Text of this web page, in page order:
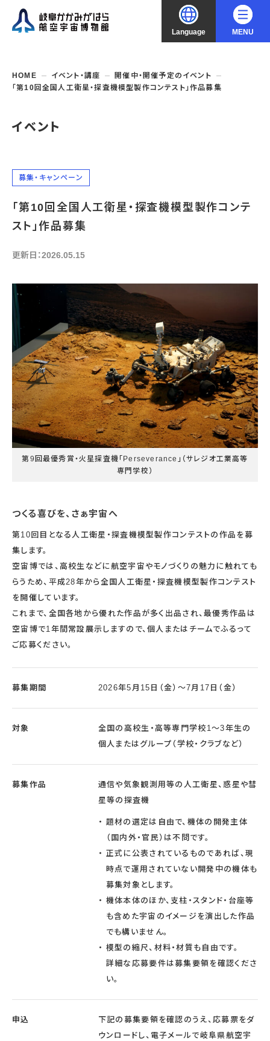
Language
中文（简化字）
中文（繁體字）
한국어
MENU
年間パスポート
フロアガイド
バリアフリー・音声ガイド
企画展
開催中・開催予定の企画展
航空エリア
屋外展示
その他の展示
シアタールーム上映
操縦シミュレーション体験
おすすめコース
イベント・講座
開催中・開催予定のイベント
教室・講座・講演
予約申し込み
これまでのイベント
博物館としての取組み
資料の収集・受贈
資料の貸出
地域との連携
レンタルそらはく
空宙博ボランティア
博物館実習
団体利用
一般団体
福祉団体
子ども会・スポーツ少年団等
学校団体
学校・教育関係
学校・教育関係の方へ
遠足・社会見学
教育プログラム
オンライン学習
アウトリーチ
展示・イベントカレンダー
イベント予約申し込み
チャレンジそらはく
スタッフコラム お知らせ
お問い合わせ
HOME イベント・講座
開催中・開催予定のイベント
「第10回全国人工衛星・探査機模型製作コンテスト」作品募集
イベント
募集・キャンペーン
「第10回全国人工衛星・探査機模型製作コンテ
スト」作品募集
更新日：2026.05.15
第9回最優秀賞・火星探査機「Perseverance」（サレジオ工業高等
専門学校）
つくる喜びを、さぁ宇宙へ
第10回目となる人工衛星・探査機模型製作コンテストの作品を募
集します。
空宙博では、高校生などに航空宇宙やモノづくりの魅力に触れても
らうため、平成28年から全国人工衛星・探査機模型製作コンテスト
を開催しています。
これまで、全国各地から優れた作品が多く出品され、最優秀作品は
空宙博で1年間常設展示しますので、個人またはチームでふるって
ご応募ください。
募集期間 2026年5月15日（金）～7月17日（金）
対象
全国の高校生・高等専門学校1～3年生の
個人またはグループ（学校・クラブなど）
募集作品
通信や気象観測用等の人工衛星、惑星や彗
星等の探査機
題材の選定は自由で、機体の開発主体
（国内外・官民）は不問です。
正式に公表されているものであれば、現
時点で運用されていない開発中の機体も
募集対象とします。
機体本体のほか、支柱・スタンド・台座等
も含めた宇宙のイメージを演出した作品
でも構いません。
模型の縮尺、材料・材質も自由です。
詳細な応募要件は募集要領を確認くださ
い。
申込
下記の募集要領を確認のうえ、応募票をダ
ウンロードし、電子メールで岐阜県航空宇